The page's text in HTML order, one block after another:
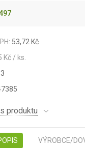
53,72 Kč
Kč / ks.
produktu
VÝROBCE/